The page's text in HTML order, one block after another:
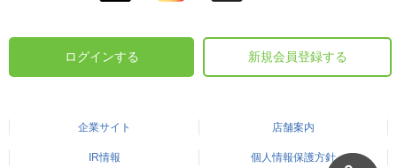
ログインする 新規会員登録する
企業サイト 店舗案内
IR情報 個人情報保護方針